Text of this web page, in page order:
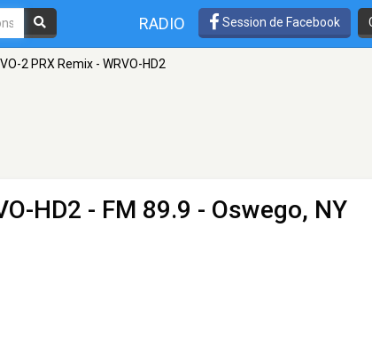
RADIO Session de Facebook
2 PRX Remix - WRVO-HD2
HD2 - FM 89.9 - Oswego, NY